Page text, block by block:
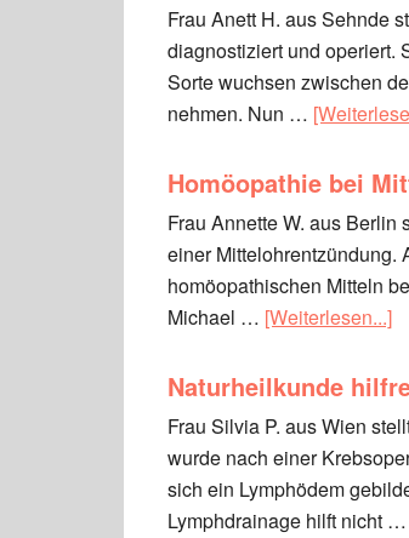
Frau Anett H. aus Sehnde
diagnostiziert und operiert.
Sorte wuchsen zwischen
nehmen. Nun …
Homöopathie bei
Frau Annette W. aus
einer Mittelohrentzündung.
homöopathischen Mitteln
Michael … [Weiterlesen...]
Naturheilkunde
Frau Silvia P. aus Wien
wurde nach einer
sich ein Lymphödem
Lymphdrainage hilft nicht …